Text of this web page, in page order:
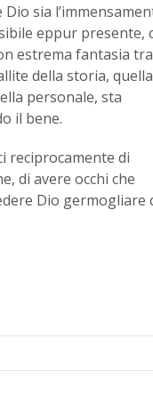
Dio sia
eppur presente,
estrema fantasia
della storia, quella
personale, sta
il bene.
reciprocamente di
di avere occhi che
Dio germogliare